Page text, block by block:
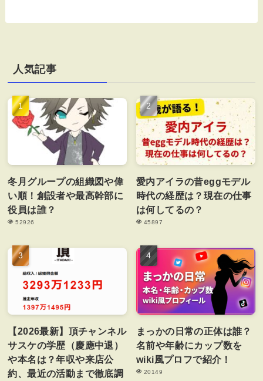
人気記事
冬月グループの組織図や偉
い順！創設者や最高幹部に
役員は誰？
52926
愛内アイラの昔eggモデル
時代の経歴は？現在の仕事
は何してるの？
45897
【2026最新】頂チャンネル
サスケの学歴（慶應中退）
や本名は？年収や来店公
約、最近の活動まで徹底調
まっかの日常の正体は誰？
名前や年齢にカップ数を
wiki風プロフで紹介！
20149